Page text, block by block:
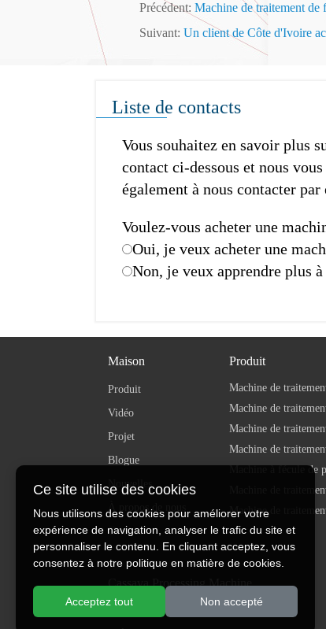
Précédent: Machine de traitement de
Suivant: Un client de Côte d'Ivoire
Liste de contacts
Vous souhaitez en savoir plus
contact ci-dessous et nous
également à nous contacter
Voulez-vous acheter une
Oui, je veux acheter une
Non, je veux apprendre plus
Maison
Produit
Vidéo
Projet
Blogue
Nouvelles
À propos de nous
Contact
Produit
Machine de
Machine de
Machine de
Machine à fécule de
Cassava Processing Machine
Máy chế biến sắn
Ce site utilise des cookies
Nous utilisons des cookies pour améliorer votre
expérience de navigation, analyser le trafic du site et
personnaliser le contenu. En cliquant acceptez, vous
consentez à notre politique en matière de cookies.
Acceptez tout Non accepté